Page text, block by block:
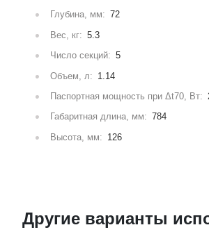
Глубина, мм: 72
Вес, кг: 5.3
Число секций: 5
Объем, л: 1.14
Паспортная мощность при Δt70, Вт:
Габаритная длина, мм: 784
Высота, мм: 126
Другие варианты